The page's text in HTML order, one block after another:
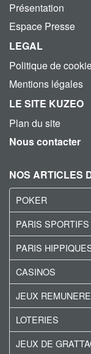
Présentation
Espace Presse
LEGAL
Politique de
Mentions légales
LE SITE KUZEO
Plan du site
Nous contacter
NOS ARTICLES
POKER
PARIS
PARIS
CASINOS
JEUX
LOTERIES
JEUX DE